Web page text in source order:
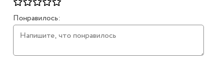
Понравилось: